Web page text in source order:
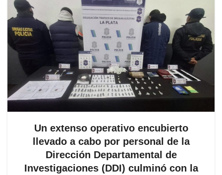
Un extenso operativo encubierto
llevado a cabo por personal de la
Dirección Departamental de
Investigaciones (DDI) culminó con la